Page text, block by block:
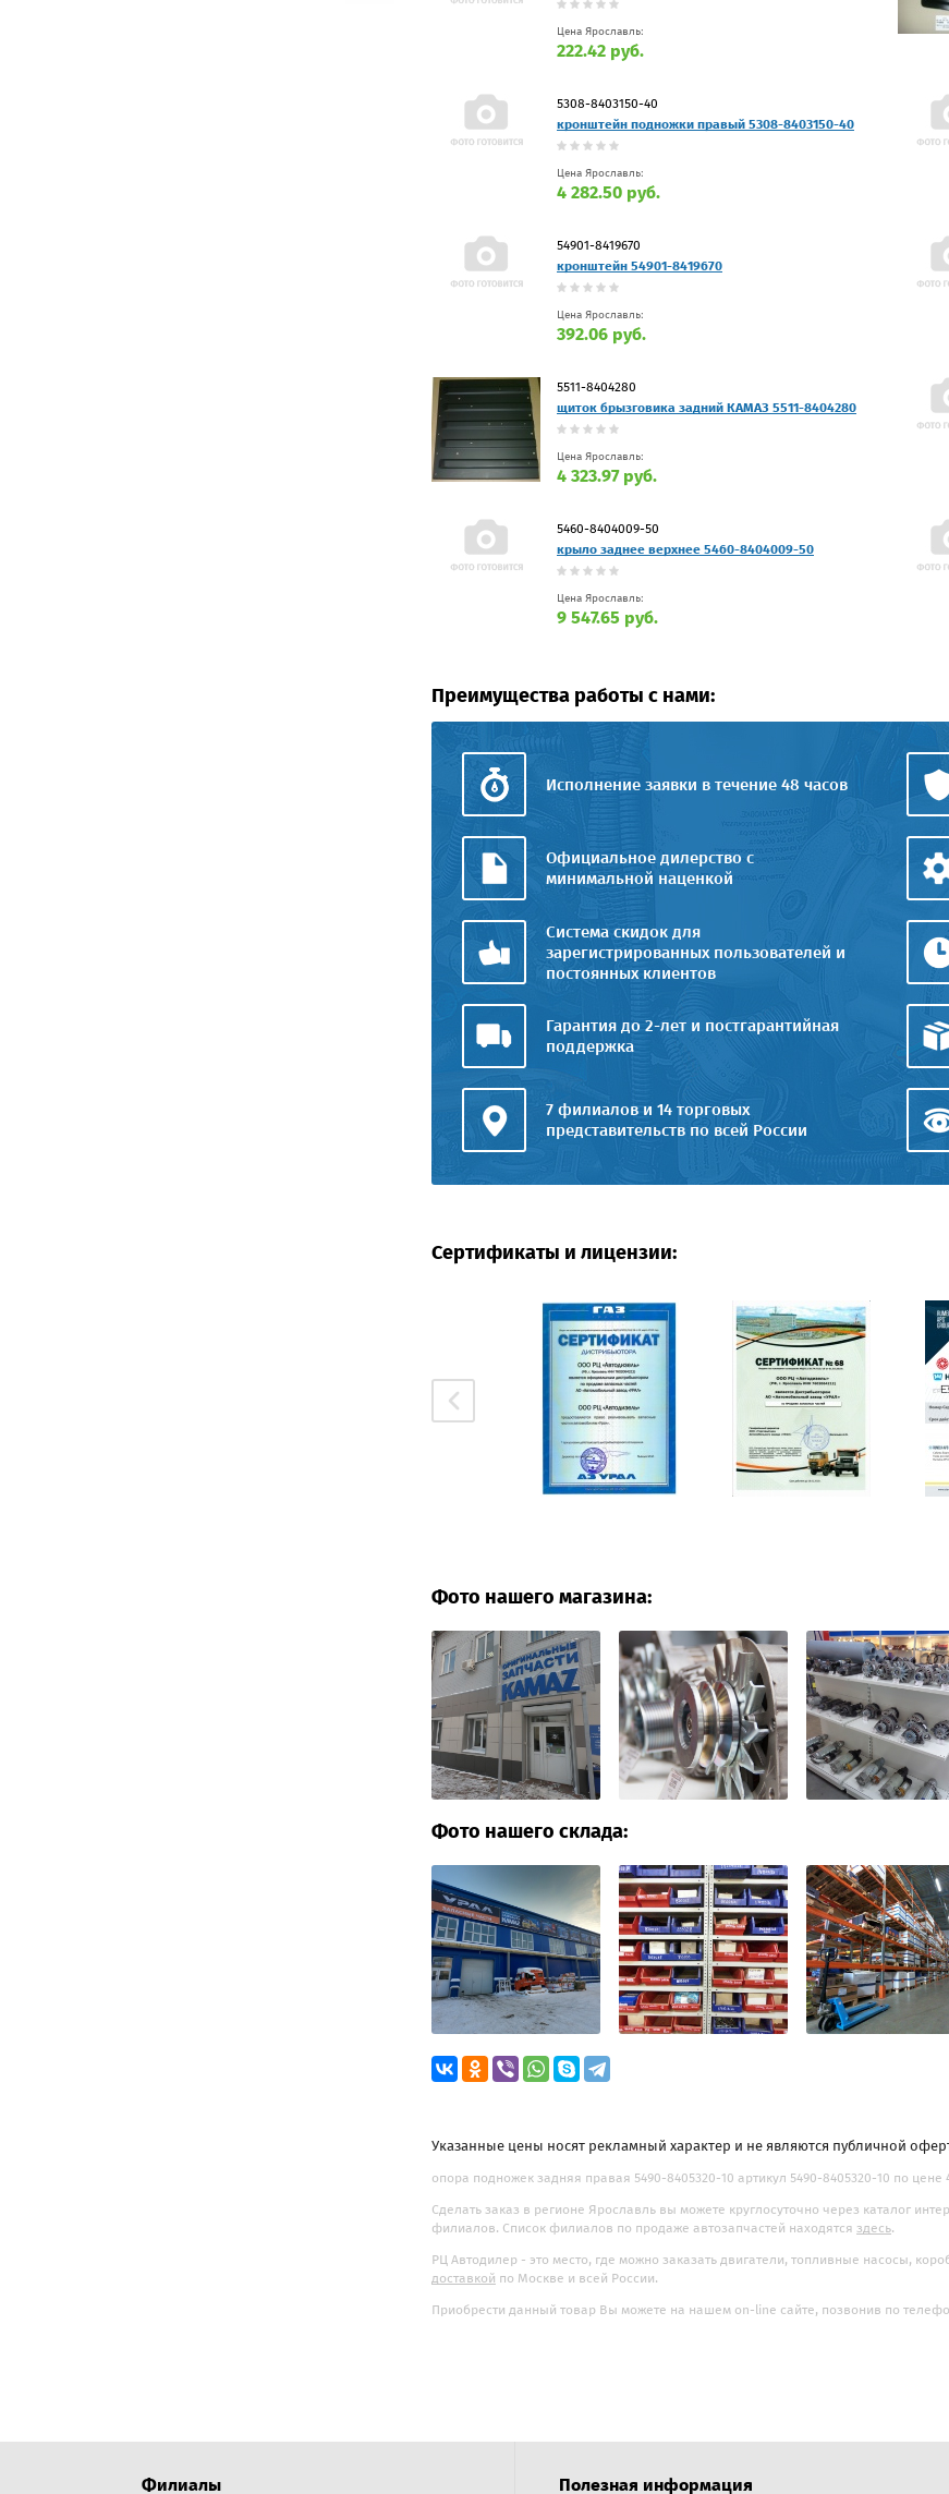
Цена Ярославль:
222.42 руб.
5308-8403150-40
кронштейн подножки правый 5308-8403150-40
Цена Ярославль:
4 282.50 руб.
54901-8419670
кронштейн 54901-8419670
Цена Ярославль:
392.06 руб.
5511-8404280
щиток брызговика задний КАМАЗ 5511-8404280
Цена Ярославль:
4 323.97 руб.
5460-8404009-50
крыло заднее верхнее 5460-8404009-50
Цена Ярославль:
9 547.65 руб.
Преимущества работы с нами:
Исполнение заявки в течение 48 часов
Официальное дилерство с
минимальной наценкой
Система скидок для
зарегистрированных пользователей и
постоянных клиентов
Гарантия до 2-лет и постгарантийная
поддержка
7 филиалов и 14 торговых
представительств по всей России
Сертификаты и лицензии:
Фото нашего магазина:
Фото нашего склада:
Указанные цены носят рекламный характер и не являются публичной
опора подножек задняя правая 5490-8405320-10 артикул 5490-8405320-10 по цене
Сделать заказ в регионе Ярославль вы можете круглосуточно через каталог
филиалов. Список филиалов по продаже автозапчастей находятся здесь.
РЦ Автодилер - это место, где можно заказать двигатели, топливные насосы,
доставкой по Москве и всей России.
Приобрести данный товар Вы можете на нашем on-line сайте, позвонив по
Филиалы Полезная информация